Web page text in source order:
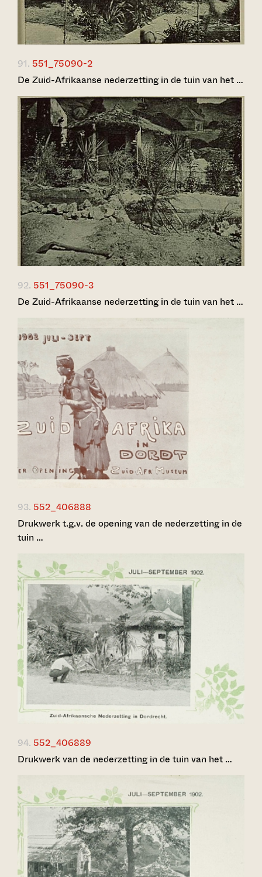
91. 551_75090-2
De Zuid-Afrikaanse nederzetting in de tuin van het …
92. 551_75090-3
De Zuid-Afrikaanse nederzetting in de tuin van het …
93. 552_406888
Drukwerk t.g.v. de opening van de nederzetting in de
tuin …
94. 552_406889
Drukwerk van de nederzetting in de tuin van het …